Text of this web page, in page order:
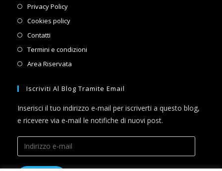
Privacy PolicyOpens
in
tab
Cookies policyOpens
tab
Contatti
in
Termini e condizioni
new
Area Riservata
a
tab
Iscriviti Al Blog Tramite Email
Inserisci il tuo indirizzo e-mail per iscriverti a questo blog,
e ricevere via e-mail le notifiche di nuovi post.
Indirizzo
e-
mail